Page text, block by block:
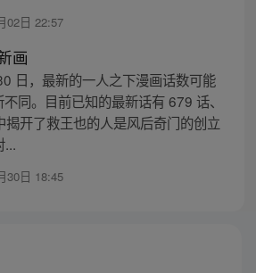
02日 22:57
画
日，最新的一人之下漫画话数可能
同。目前已知的最新话有 679 话、
开了救王也的人是风后奇门的创立
...
30日 18:45